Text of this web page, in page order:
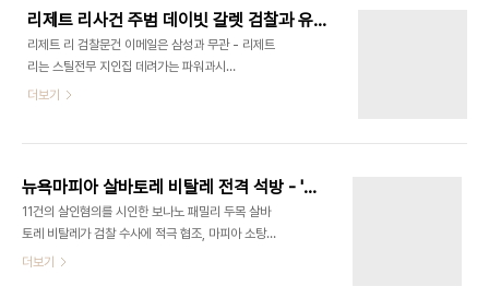
모의 재산입니다 미국법원에..
억달러를 투입, 미국내 대표적인 보수신문의 하나로
자리매김했으나 지난해부터 경영난으로 어려움을 겪
어 왔습니다 올해 초 한때 이 신문은 미국 대통령을
역임한 공화당계 정치거물인 모인사가 매입하려 한
다는 소문이 나돌 정도로 보수신문으로서는 나름의
리제트 리사건 주범 데이빗 갈렛 검찰과 유죄인정 합의
리제트 리 검찰문건 이메일은 삼성과 무관 - 리제트
리는 스틸전무 지인집 데려가는 파워과시
http://andocu.tistory.com/3046 리제트 리와
AGREEMENT]에 합의했습니다 오하이오주 남부
연방검찰은 어제 데이빗 갈렛이 천킬로그램이상의
마약을 운반-소지하는등의 혐의를 인정하는 유죄협
상에 합의했다며 합의서를 법원에 제출했습니다 데
이빗 갈렛은 리제트 리에게 마약운반을 지시하며 전
더보기
뉴욕마피아 살바토레 비탈레 전격 석방 - '마피아 소탕 기여 참작' : 감형요청서 전문 공개
11건의 살인혐의를 시인한 보나노 패밀리 두목 살바
토레 비탈레가 검찰 수사에 적극 협조, 마피아 소탕에
기여한 점이 참작돼 지난달 29일 전격 석방됐습니다
더보기